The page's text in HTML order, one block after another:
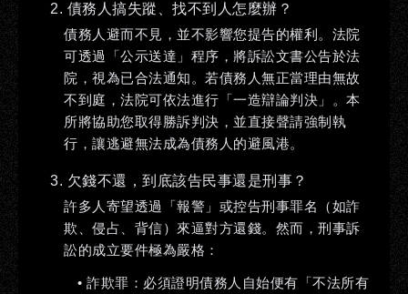
2. 債務人搞失蹤、找不到人怎麼辦？
債務人避而不見，並不影響您提告的權利。法院
可透過「公示送達」程序，將訴訟文書公告於法
院，視為已合法通知。若債務人無正當理由無故
不到庭，法院可依法進行「一造辯論判決」。本
所將協助您取得勝訴判決，並直接聲請強制執
行，讓逃避無法成為債務人的避風港。
3. 欠錢不還，到底該告民事還是刑事？
許多人寄望透過「報警」或控告刑事罪名（如詐
欺、侵占、背信）來逼對方還錢。然而，刑事訴
訟的成立要件極為嚴格：
•詐欺罪： 必須證明債務人自始便有「不法所有